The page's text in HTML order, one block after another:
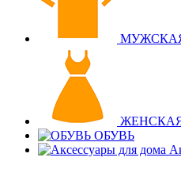
ОБУВЬ